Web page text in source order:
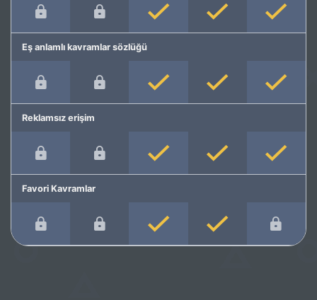
Eş anlamlı kavramlar sözlüğü
Reklamsız erişim
Favori Kavramlar